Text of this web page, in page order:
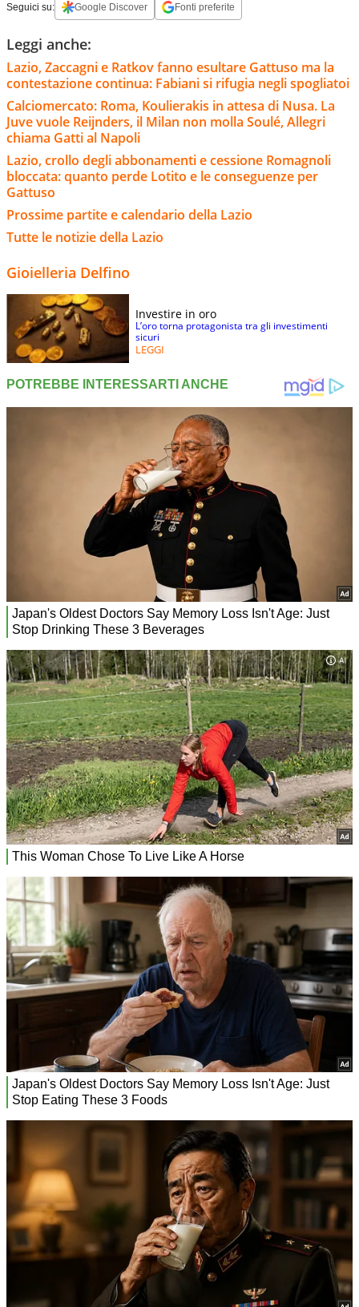
Seguici su: Google Discover Fonti preferite
Leggi anche:
Lazio, Zaccagni e Ratkov fanno esultare Gattuso ma la
contestazione continua: Fabiani si rifugia negli spogliatoi
Calciomercato: Roma, Koulierakis in attesa di Nusa. La
Juve vuole Reijnders, il Milan non molla Soulé, Allegri
chiama Gatti al Napoli
Lazio, crollo degli abbonamenti e cessione Romagnoli
bloccata: quanto perde Lotito e le conseguenze per
Gattuso
Prossime partite e calendario della Lazio
Tutte le notizie della Lazio
Gioielleria Delfino
Investire in oro
L’oro torna protagonista tra gli investimenti
sicuri
LEGGI